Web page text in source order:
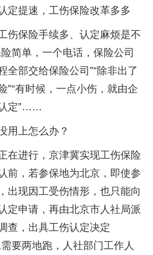
定提速，工伤保险改革多多
伤保险手续多、认定麻烦是不
简单，一个电话，保险公司
全部交给保险公司”“除非出了
”“有时候，一点小伤，就由企
定”……
用上怎么办？
在进行，京津冀实现工伤保险
前，若参保地为北京，即使参
出现因工受伤情形，也只能向
定申请，再由北京市人社局派
查，出具工伤认定决定
要两地跑，人社部门工作人